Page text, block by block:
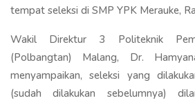
tempat seleksi di SMP YPK Merauke,
Wakil Direktur 3 Politeknik
(Polbangtan) Malang, Dr.
menyampaikan, seleksi yang
(sudah dilakukan sebelumnya)